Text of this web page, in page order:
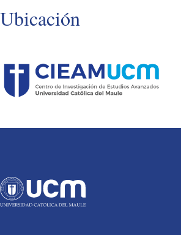
Ubicación